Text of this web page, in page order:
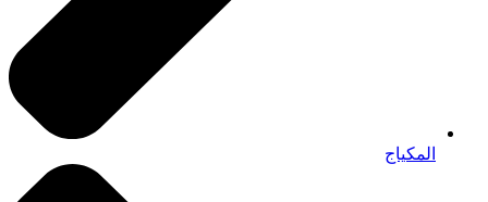
المكياج